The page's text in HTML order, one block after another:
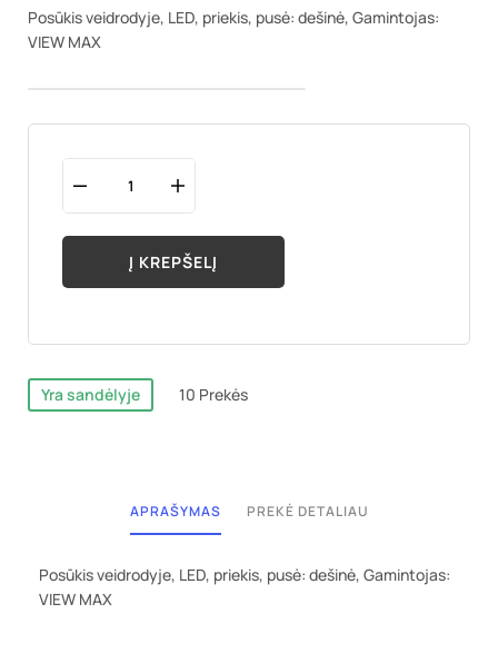
Posūkis veidrodyje, LED, priekis, pusė: dešinė, Gamintojas:
VIEW MAX
Į KREPŠELĮ
Yra sandėlyje 10 Prekės
APRAŠYMAS PREKĖ DETALIAU
Posūkis veidrodyje, LED, priekis, pusė: dešinė, Gamintojas:
VIEW MAX